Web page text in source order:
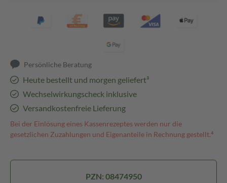
Persönliche Beratung
Heute bestellt und morgen geliefert³
Wechselwirkungscheck inklusive
Versandkostenfreie Lieferung
Bei der Einlösung eines Kassenrezeptes werden nur die
gesetzlichen Zuzahlungen und Eigenanteile in Rechnung gestellt.⁴
PZN: 08474950